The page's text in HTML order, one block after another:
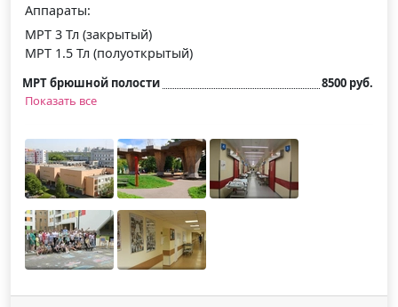
Аппараты:
МРТ 3 Тл (закрытый)
МРТ 1.5 Тл (полуоткрытый)
МРТ брюшной полости
8500 руб.
Показать все